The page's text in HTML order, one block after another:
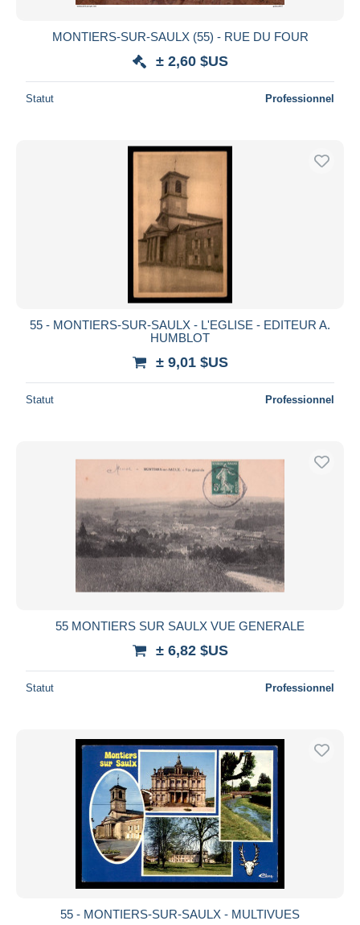
MONTIERS-SUR-SAULX (55) - RUE DU FOUR
± 2,60 $US
Statut Professionnel
55 - MONTIERS-SUR-SAULX - L'EGLISE - EDITEUR A.
HUMBLOT
± 9,01 $US
Statut Professionnel
55 MONTIERS SUR SAULX VUE GENERALE
± 6,82 $US
Statut Professionnel
55 - MONTIERS-SUR-SAULX - MULTIVUES